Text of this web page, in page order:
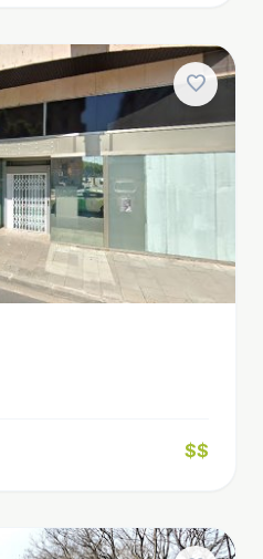
favorite
$$